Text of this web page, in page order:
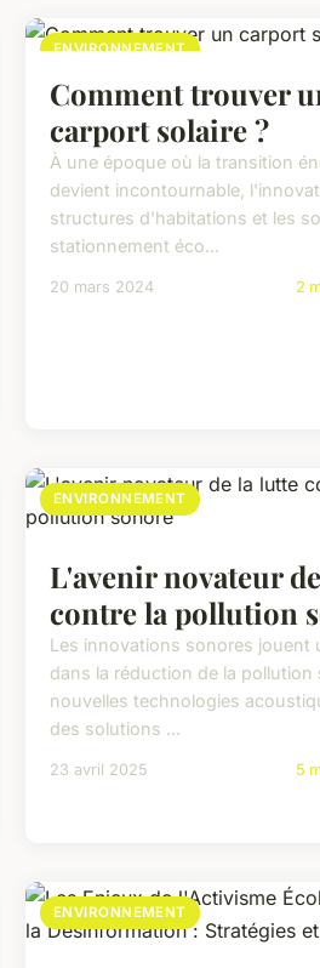
ENVIRONNEMENT
Comment trouver
carport solaire ?
À une époque où la transition
devient incontournable,
structures d'habitations et les
stationnement éco...
20 mars 2024 2
ENVIRONNEMENT
L'avenir novateur
contre la pollution
Les innovations sonores jouent
dans la réduction de la pollution
nouvelles technologies
des solutions ...
23 avril 2025 5
ENVIRONNEMENT